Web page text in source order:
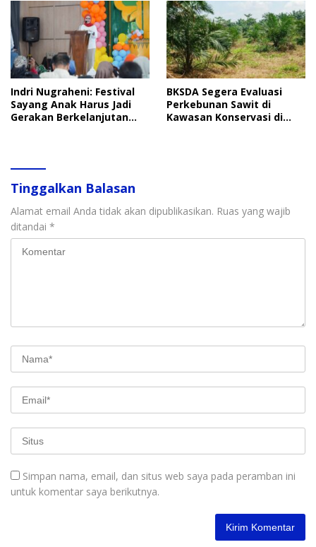
Indri Nugraheni: Festival
Sayang Anak Harus Jadi
Gerakan Berkelanjutan
BKSDA Segera Evaluasi
Perkebunan Sawit di
Kawasan Konservasi di
Tinggalkan Balasan
Alamat email Anda tidak akan dipublikasikan. Ruas yang wajib
ditandai *
Simpan nama, email, dan situs web saya pada peramban ini
untuk komentar saya berikutnya.